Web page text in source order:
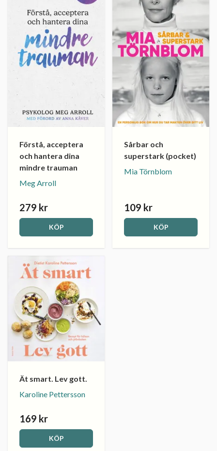
Förstå, acceptera
och hantera dina
mindre trauman
Meg Arroll
279 kr
KÖP
Sårbar och
superstark (pocket)
Mia Törnblom
109 kr
KÖP
Ät smart. Lev gott.
Karoline Pettersson
169 kr
KÖP